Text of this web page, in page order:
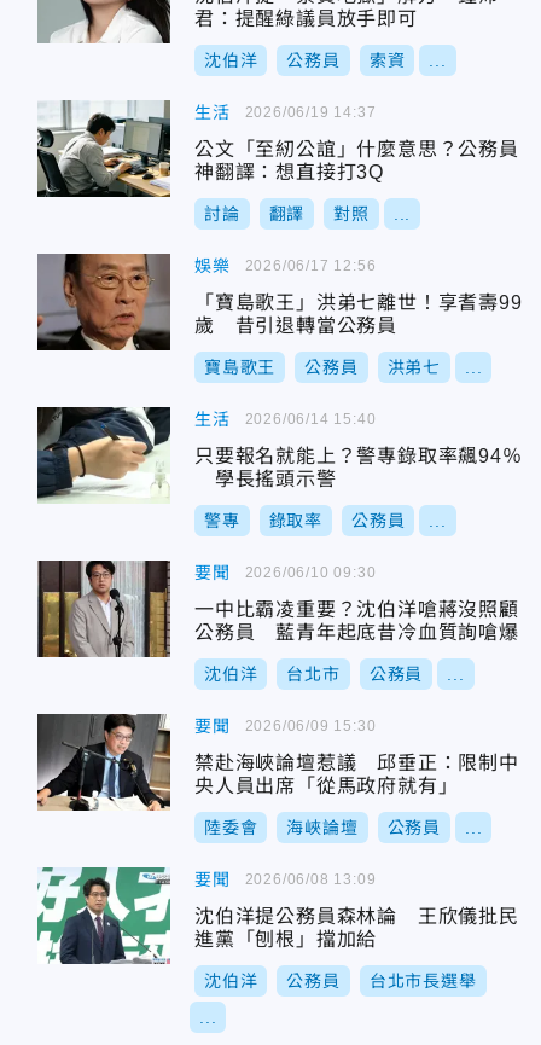
君：提醒綠議員放手即可
沈伯洋 公務員 索資
生活
公文「至紉公誼」什麼意思？公務員
神翻譯：想直接打3Q
討論 翻譯 對照
2026/06/19 14:37
娛樂
「寶島歌王」洪弟七離世！享耆壽99
歲 昔引退轉當公務員
寶島歌王 公務員 洪弟七
2026/06/17 12:56
生活
只要報名就能上？警專錄取率飆94％
學長搖頭示警
警專 錄取率 公務員
2026/06/14 15:40
要聞
一中比霸凌重要？沈伯洋嗆蔣沒照顧
公務員 藍青年起底昔冷血質詢嗆爆
沈伯洋 台北市 公務員
2026/06/10 09:30
要聞
禁赴海峽論壇惹議 邱垂正：限制中
央人員出席「從馬政府就有」
陸委會 海峽論壇 公務員
2026/06/09 15:30
要聞
沈伯洋提公務員森林論 王欣儀批民
進黨「刨根」擋加給
沈伯洋 公務員 台北市長選舉
2026/06/08 13:09